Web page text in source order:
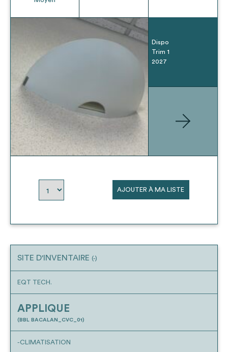
Dispo
Trim 1
2027
AJOUTER À MA LISTE
SITE D'INVENTAIRE (-)
EQT TECH.
APPLIQUE
(BBL BACALAN_CVC_01)
-CLIMATISATION